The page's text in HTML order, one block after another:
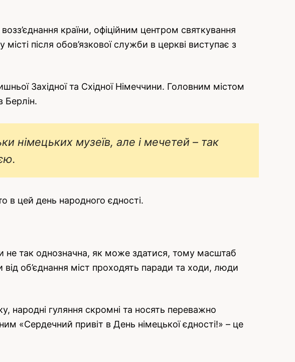
країни, офіційним центром святкування
після обов’язкової служби в церкві виступає з
Західної та Східної Німеччини. Головним містом
Берлін.
німецьких музеїв, але і мечетей – так
в цей день народного єдності.
не так однозначна, як може здатися, тому масштаб
від об’єднання міст проходять паради та ходи, люди
народні гуляння скромні та носять переважно
«Сердечний привіт в День німецької єдності!» – це